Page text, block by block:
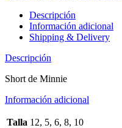
Descripción
Información adicional
Shipping & Delivery
Descripción
Short de Minnie
Información adicional
Talla 12, 5, 6, 8, 10